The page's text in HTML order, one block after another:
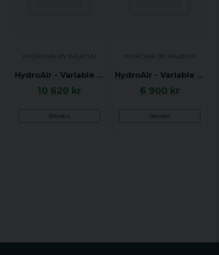
HYDROAIR (BY BALBOA)
HydroAir - Variable Classic Line Control Box - 20-0314 (3-fas, 380-400V) - 3 funktioner Av/På + 1 variabel funktion (kräver en knapp för justering)
10 620 kr
Bevaka
HYDROAIR (BY BALBOA)
HydroAir - Variable Classic Line Control Box - 20-0313 - 2 funktioner Av/På + 1 variabel funktion (kräver en knapp för justering)
6 900 kr
Bevaka